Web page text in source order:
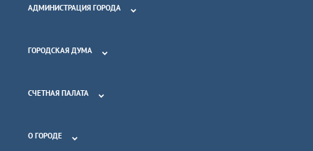
АДМИНИСТРАЦИЯ ГОРОДА
ГОРОДСКАЯ ДУМА
СЧЕТНАЯ ПАЛАТА
О ГОРОДЕ